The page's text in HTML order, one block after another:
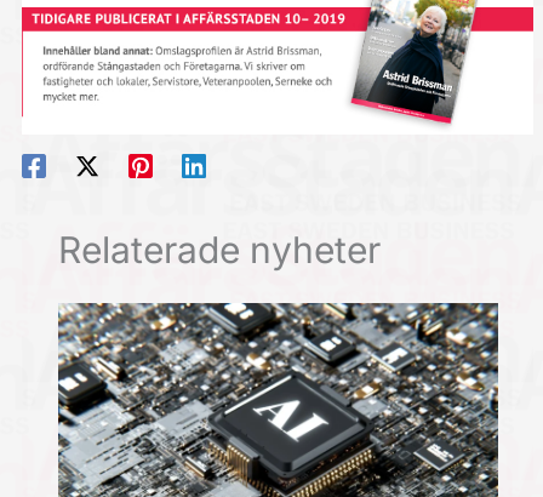
Relaterade nyheter